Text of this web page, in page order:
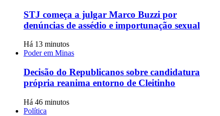
STJ começa a julgar Marco Buzzi por
denúncias de assédio e importunação sexual
Há 13 minutos
Poder em Minas
Decisão do Republicanos sobre candidatura
própria reanima entorno de Cleitinho
Há 46 minutos
Política